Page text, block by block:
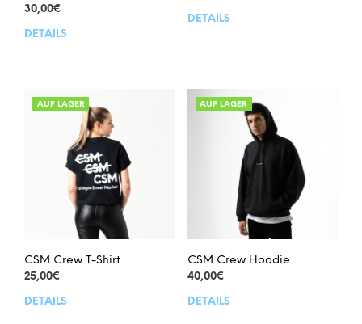
30,00€
DETAILS
mehrere
Varianten
Produktseite
gewählt
werden
DETAILS
AUF LAGER
CSM Crew T-Shirt
25,00€
DETAILS
Dieses
AUF LAGER
CSM Crew Hoodie
40,00€
DETAILS